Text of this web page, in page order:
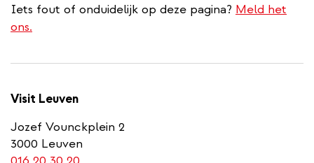
Iets fout of onduidelijk op deze pagina? Meld het
ons.
Visit Leuven
Jozef Vounckplein 2
3000 Leuven